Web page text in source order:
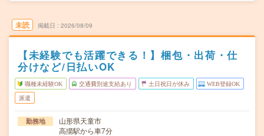
未読 掲載日 2026/08/09
【未経験でも活躍できる！】梱包・出荷・仕
分けなど/日払いOK
職種未経験OK 交通費別途支給あり 土日祝日が休み WEB登録OK
派遣
勤務地
山形県天童市
高擶駅から車7分